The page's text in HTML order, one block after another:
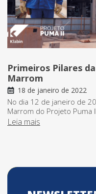
Primeiros Pilares
Marrom
18 de janeiro de 2022
No dia 12 de janeiro de
Marrom do Projeto Puma
Leia mais